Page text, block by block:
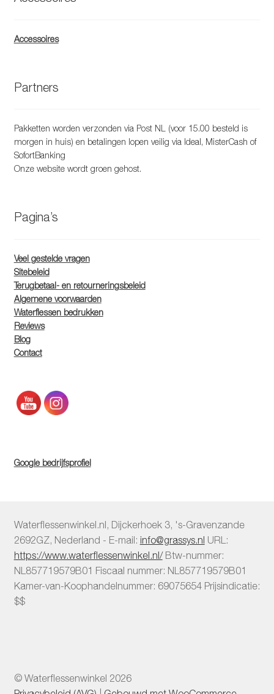
Accessoires
Partners
Pakketten worden verzonden via Post NL (voor 15.00 besteld is
morgen in huis) en betalingen lopen veilig via Ideal, MisterCash of
SofortBanking
Onze website wordt groen gehost.
Pagina’s
Veel gestelde vragen
Sitebeleid
Terugbetaal- en retourneringsbeleid
Algemene voorwaarden
Waterflessen bedrukken
Reviews
Blog
Contact
Google bedrijfsprofiel
Waterflessenwinkel.nl, Dijckerhoek 3, 's-Gravenzande
2692GZ, Nederland - E-mail: info@grassys.nl URL:
https://www.waterflessenwinkel.nl/ Btw-nummer:
NL857719579B01 Fiscaal nummer: NL857719579B01
Kamer-van-Koophandelnummer: 69075654 Prijsindicatie:
$$
© Waterflessenwinkel 2026